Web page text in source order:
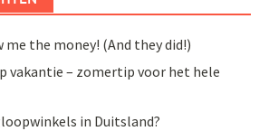
the money! (And they did!)
vakantie – zomertip voor het hele
in Duitsland?